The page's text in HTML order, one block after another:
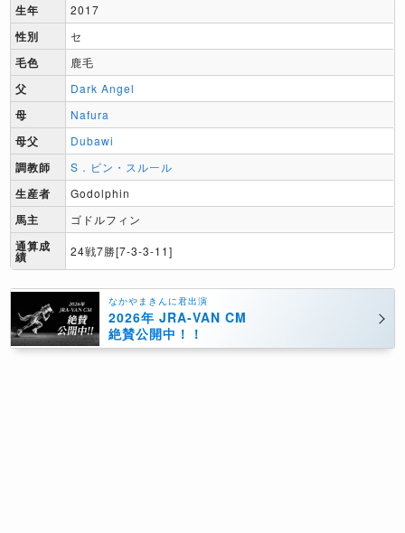
生年 2017
性別 セ
毛色 鹿毛
父 Dark Angel
母 Nafura
母父 Dubawi
調教師 S．ビン・スルール
生産者 Godolphin
馬主 ゴドルフィン
通算成
績 24戦7勝[7-3-3-11]
なかやまきんに君出演
2026年 JRA-VAN CM
絶賛公開中！！